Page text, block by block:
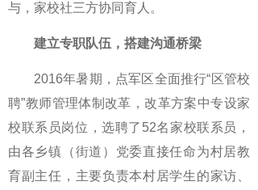
与，家校社三方协同育人。
建立专职队伍，搭建沟通桥梁
2016年暑期，点军区全面推行“区管校
聘”教师管理体制改革，改革方案中专设家
校联系员岗位，选聘了52名家校联系员，
由各乡镇（街道）党委直接任命为村居教
育副主任，主要负责本村居学生的家访、